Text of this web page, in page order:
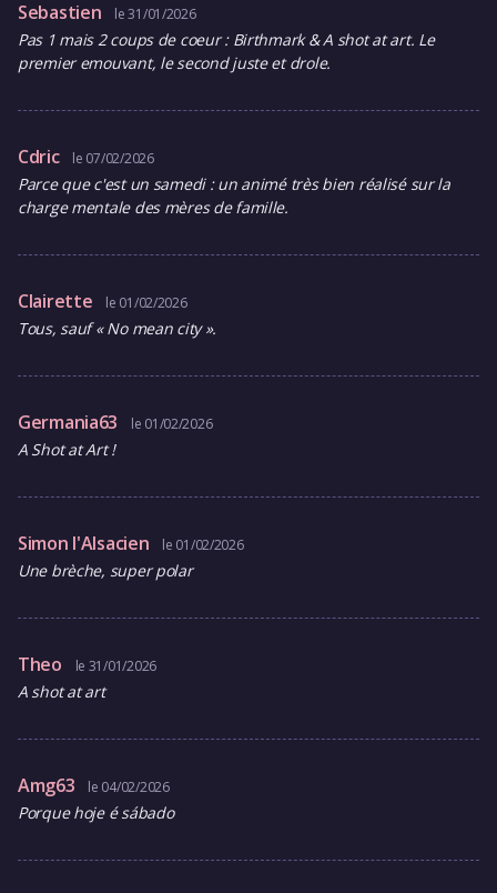
Sebastien le 31/01/2026
Pas 1 mais 2 coups de coeur : Birthmark & A shot at art. Le
premier emouvant, le second juste et drole.
Cdric le 07/02/2026
Parce que c'est un samedi : un animé très bien réalisé sur la
charge mentale des mères de famille.
Clairette le 01/02/2026
Tous, sauf « No mean city ».
Germania63 le 01/02/2026
A Shot at Art !
Simon l'Alsacien le 01/02/2026
Une brèche, super polar
Theo le 31/01/2026
A shot at art
Amg63 le 04/02/2026
Porque hoje é sábado